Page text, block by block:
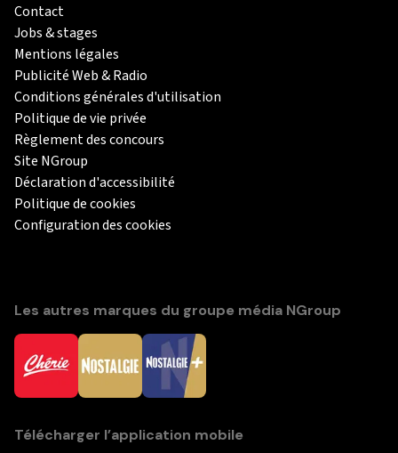
Contact
Jobs & stages
Mentions légales
Publicité Web & Radio
Conditions générales d'utilisation
Politique de vie privée
Règlement des concours
Site NGroup
Déclaration d'accessibilité
Politique de cookies
Configuration des cookies
Les autres marques du groupe média NGroup
Télécharger l’application mobile